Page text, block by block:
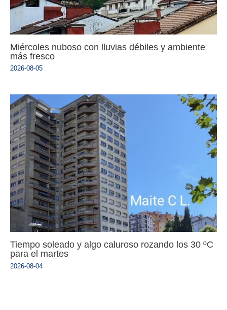
Miércoles nuboso con lluvias débiles y ambiente
más fresco
2026-08-05
Tiempo soleado y algo caluroso rozando los 30 ºC
para el martes
2026-08-04